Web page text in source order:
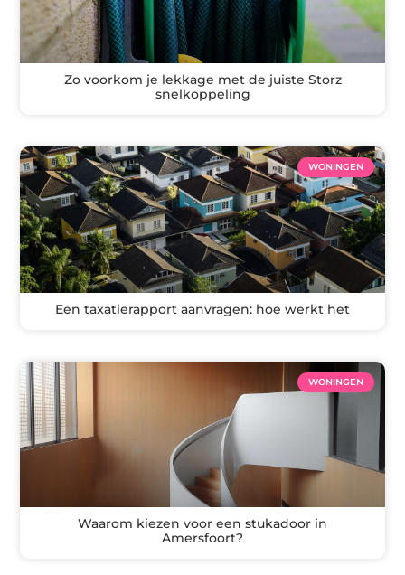
Zo voorkom je lekkage met de juiste Storz
snelkoppeling
WONINGEN
Een taxatierapport aanvragen: hoe werkt het
WONINGEN
Waarom kiezen voor een stukadoor in
Amersfoort?